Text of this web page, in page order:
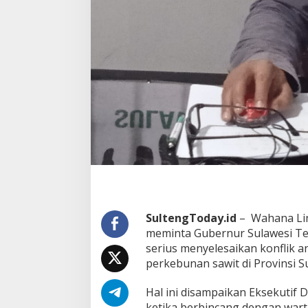
SultengToday.id – Wahana
meminta Gubernur Sulawesi
serius menyelesaikan konflik
perkebunan sawit di Provinsi
Hal ini disampaikan Eksekutif